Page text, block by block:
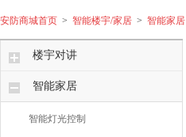
安防商城首页 > 智能楼宇/家居 > 智能家居
楼宇对讲
智能家居
智能灯光控制